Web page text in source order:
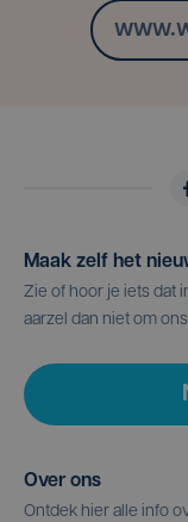
Maak zelf het
Zie of hoor je iets dat
aarzel dan niet om
Over ons
Ontdek hier alle info